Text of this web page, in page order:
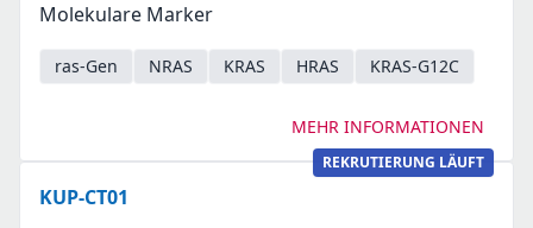
Molekulare Marker
ras-Gen NRAS KRAS HRAS KRAS-G12C
MEHR INFORMATIONEN
REKRUTIERUNG LÄUFT
KUP-CT01